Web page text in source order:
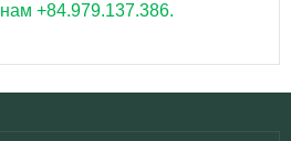
+84.979.137.386.